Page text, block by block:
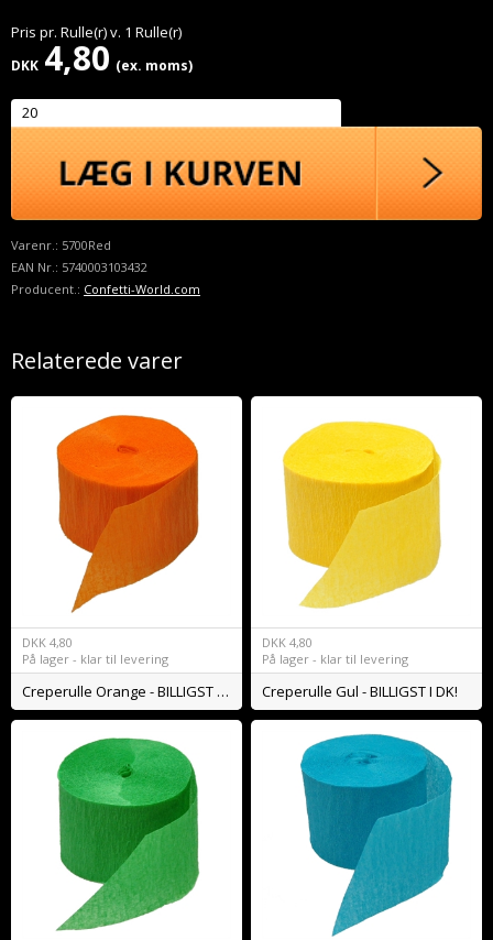
Pris pr. Rulle(r)v. 1 Rulle(r)
DKK 4,80 (ex. moms)
Varenr.: 5700Red
EAN Nr.: 5740003103432
Producent.: Confetti-World.com
Relaterede varer
DKK 4,80
På lager - klar til levering
Creperulle Orange - BILLIGST I DK!
DKK 4,80
På lager - klar til levering
Creperulle Gul - BILLIGST I DK!